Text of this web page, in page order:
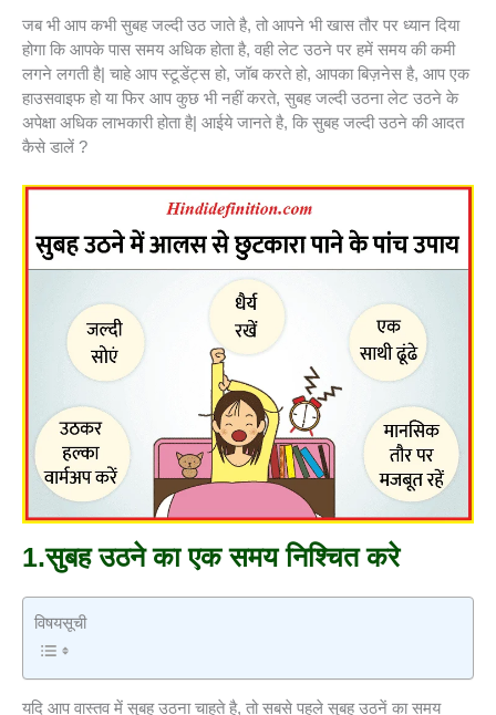
जब भी आप कभी सुबह जल्दी उठ जाते है, तो आपने भी खास तौर पर ध्यान दिया
होगा कि आपके पास समय अधिक होता है, वही लेट उठने पर हमें समय की कमी
लगने लगती है| चाहे आप स्टूडेंट्स हो, जॉब करते हो, आपका बिज़नेस है, आप एक
हाउसवाइफ हो या फिर आप कुछ भी नहीं करते, सुबह जल्दी उठना लेट उठने के
अपेक्षा अधिक लाभकारी होता है| आईये जानते है, कि सुबह जल्दी उठने की आदत
कैसे डालें ?
1.सुबह उठने का एक समय निश्चित करे
विषयसूची
यदि आप वास्तव में सुबह उठना चाहते है, तो सबसे पहले सुबह उठनें का समय